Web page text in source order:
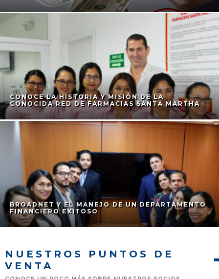
CONOCE LA HISTORIA Y MISIÓN DE LA
CONOCIDA RED DE FARMACIAS SANTA MARTHA
BROADNET Y EL MANEJO DE UN DEPARTAMENTO
FINANCIERO EXITOSO
NUESTROS PUNTOS DE
VENTA